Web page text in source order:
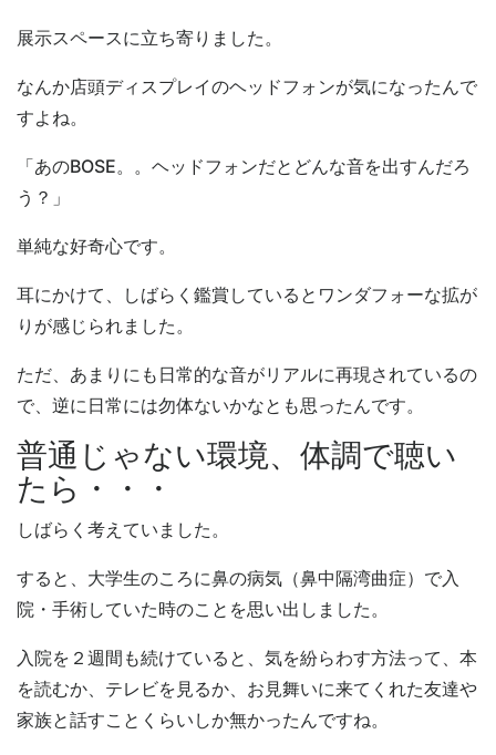
展示スペースに立ち寄りました。
なんか店頭ディスプレイのヘッドフォンが気になったんで
すよね。
「あのBOSE。。ヘッドフォンだとどんな音を出すんだろ
う？」
単純な好奇心です。
耳にかけて、しばらく鑑賞しているとワンダフォーな拡が
りが感じられました。
ただ、あまりにも日常的な音がリアルに再現されているの
で、逆に日常には勿体ないかなとも思ったんです。
普通じゃない環境、体調で聴い
たら・・・
しばらく考えていました。
すると、大学生のころに鼻の病気（鼻中隔湾曲症）で入
院・手術していた時のことを思い出しました。
入院を２週間も続けていると、気を紛らわす方法って、本
を読むか、テレビを見るか、お見舞いに来てくれた友達や
家族と話すことくらいしか無かったんですね。